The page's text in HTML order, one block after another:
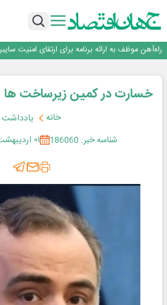
اینوتکس امسال با مدل جدید برگزار می‌شود
رگولاتوری: اعمال ضریب ۲.۷ برای اینترنت بین‌الملل صحت ندارد
راه‌آهن موظف به ارائه برنامه برای ارتقای امنیت
با تقاضای برق ناپایدار هوش مصنوعی خودزنی
خسارت در کمین زیرساخت ها
خانه
یادداشت
شناسه خبر: 186060
۰۱ اردیبهشت ۱۴۰۵